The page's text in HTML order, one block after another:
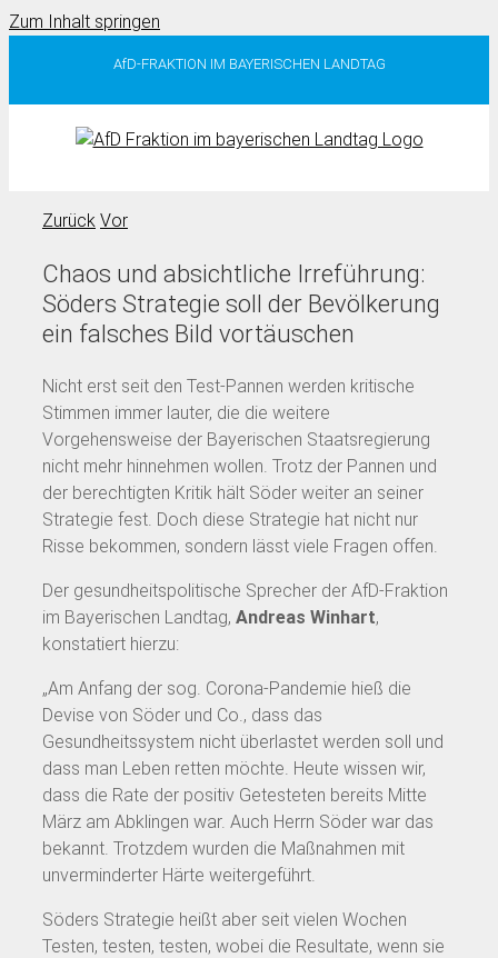
Zum Inhalt springen
AfD-FRAKTION IM BAYERISCHEN LANDTAG
Zurück Vor
Chaos und absichtliche Irreführung:
Söders Strategie soll der Bevölkerung
ein falsches Bild vortäuschen
Nicht erst seit den Test-Pannen werden kritische
Stimmen immer lauter, die die weitere
Vorgehensweise der Bayerischen Staatsregierung
nicht mehr hinnehmen wollen. Trotz der Pannen und
der berechtigten Kritik hält Söder weiter an seiner
Strategie fest. Doch diese Strategie hat nicht nur
Risse bekommen, sondern lässt viele Fragen offen.
Der gesundheitspolitische Sprecher der AfD-Fraktion
im Bayerischen Landtag, Andreas Winhart,
konstatiert hierzu:
„Am Anfang der sog. Corona-Pandemie hieß die
Devise von Söder und Co., dass das
Gesundheitssystem nicht überlastet werden soll und
dass man Leben retten möchte. Heute wissen wir,
dass die Rate der positiv Getesteten bereits Mitte
März am Abklingen war. Auch Herrn Söder war das
bekannt. Trotzdem wurden die Maßnahmen mit
unverminderter Härte weitergeführt.
Söders Strategie heißt aber seit vielen Wochen
Testen, testen, testen, wobei die Resultate, wenn sie